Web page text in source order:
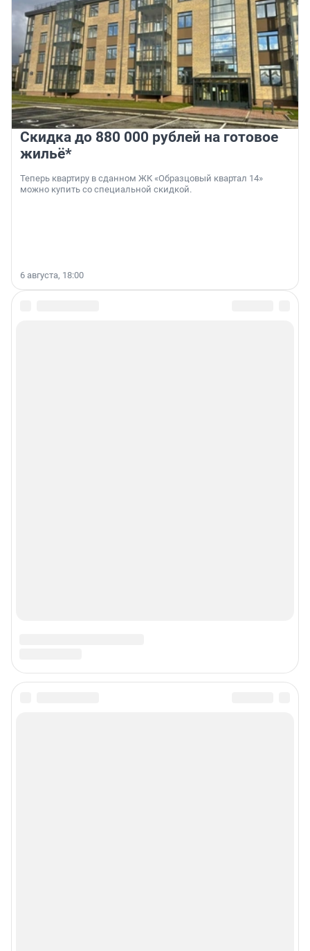
Скидка до 880 000 рублей на готовое
жильё*
Теперь квартиру в сданном ЖК «Образцовый квартал 14»
можно купить со специальной скидкой.
6 августа, 18:00